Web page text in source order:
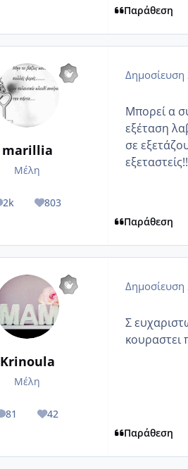
Παράθεση
marillia
Μέλη
2k
posts 803
Reputation
Δημοσίευση
Μπορεί α
εξέταση
σε
εξεταστείς!!
Παράθεση
Krinoula
Μέλη
81
posts 42
Reputation
Δημοσίευση
Σ
κουραστει
Παράθεση